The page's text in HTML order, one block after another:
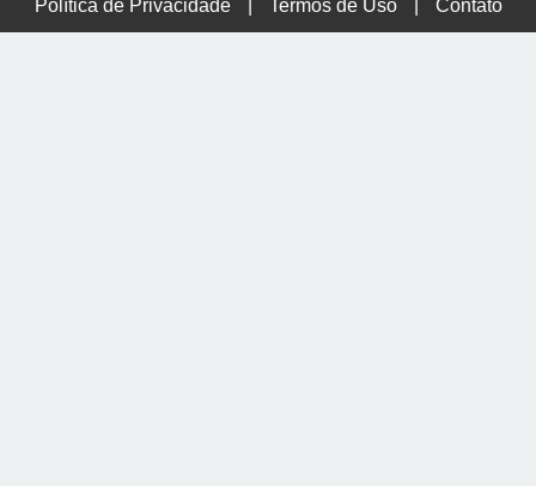
Política de Privacidade
Termos de Uso Contato